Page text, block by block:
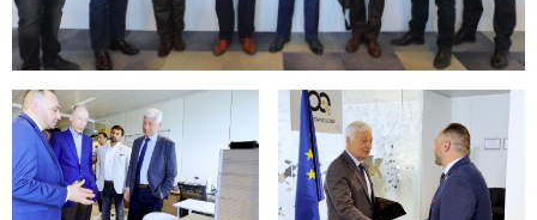
Open image in gallery